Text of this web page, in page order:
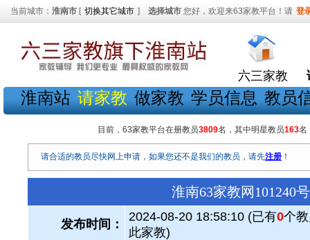
当前城市： 淮南市 [ 切换其它城市 ] 选择城市 您好，欢迎来63家教平台！请 登
六三家教
淮南站 请家教 做家教 学员信息 教员
目前，63家教平台在册教员3809名，其中明星教员163名
请合适的教员尽快网上申请，如果您还不是我们的教员，请先注册 ！
淮南63家教网101240
发布时间：
2024-08-20 18:58:10 (已有0个
此家教)